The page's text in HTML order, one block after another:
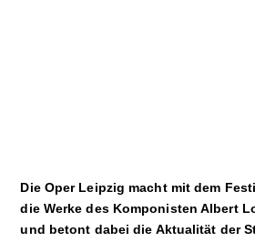
Die Oper Leipzig macht mit dem
die Werke des Komponisten Albert
und betont dabei die Aktualität der